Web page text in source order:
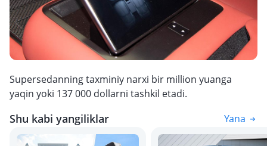
Supersedanning taxminiy narxi bir million yuanga
yaqin yoki 137 000 dollarni tashkil etadi.
Shu kabi yangiliklar Yana